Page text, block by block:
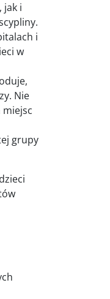
jak i
i
w
Nie
grupy